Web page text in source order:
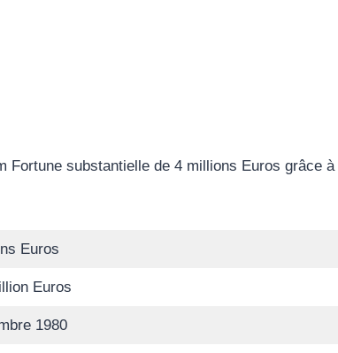
Fortune substantielle de 4 millions Euros grâce
Euros
Euros
1980